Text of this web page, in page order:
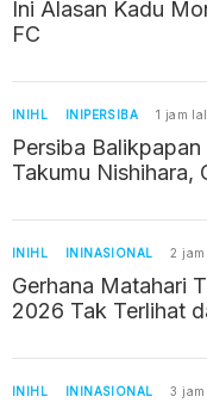
Ini Alasan Kadu
FC
INIHL INIPERSIBA 1 jam
Persiba
Takumu Nishihara,
INIHL ININASIONAL 2
Gerhana Matahari
2026 Tak Terlihat
INIHL ININASIONAL 3